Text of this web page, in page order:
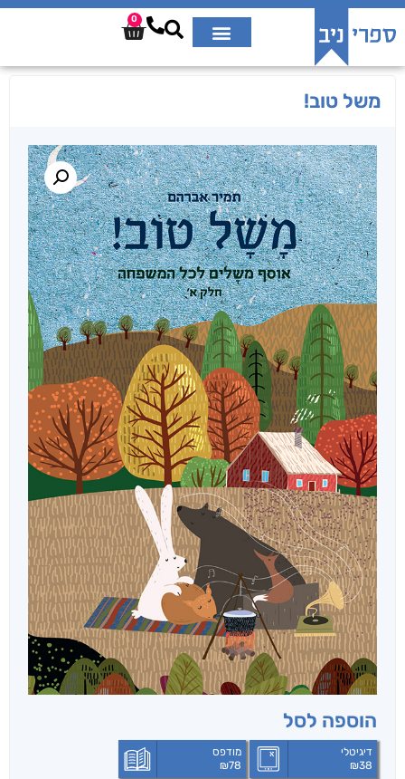
0
משל טוב!
הוספה לסל
דיגיטלי
₪38
מודפס
₪78